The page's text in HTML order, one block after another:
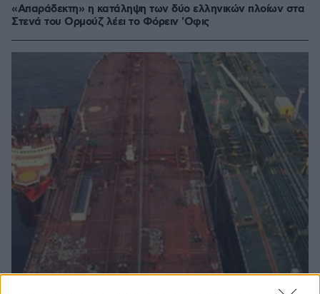
«Απαράδεκτη» η κατάληψη των δύο ελληνικών πλοίων στα
Στενά του Ορμούζ λέει το Φόρειν 'Οφις